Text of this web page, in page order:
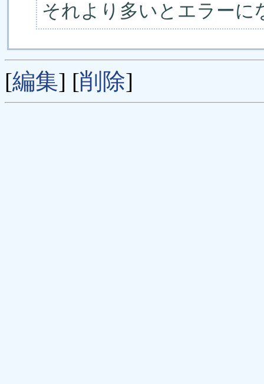
それより多いとエラーに
[編集] [削除]